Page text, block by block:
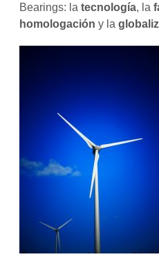
Bearings: la tecnología, la
homologación y la